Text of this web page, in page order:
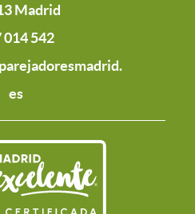
Madrid
014 542
es